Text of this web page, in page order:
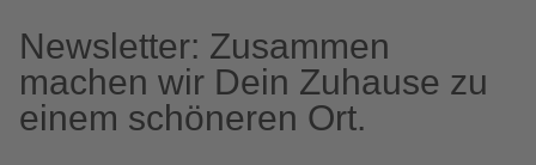
Newsletter: Zusammen
machen wir Dein Zuhause zu
einem schöneren Ort.